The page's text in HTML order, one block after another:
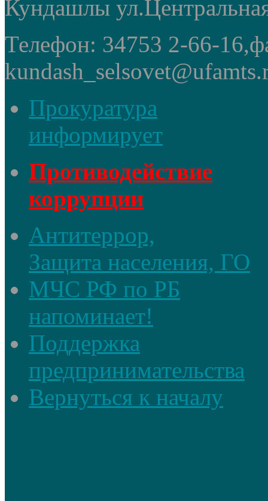
Кундашлы
Телефон: 34753 2-66-
Прокуратура
информирует
Противодействие
коррупции
Антитеррор,
Защита населения, ГО
МЧС РФ по РБ
напоминает!
Поддержка
предпринимательства
Вернуться к началу